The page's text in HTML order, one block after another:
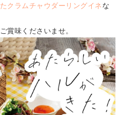
クラムチャウダーリングイネな
賞味くださいませ。